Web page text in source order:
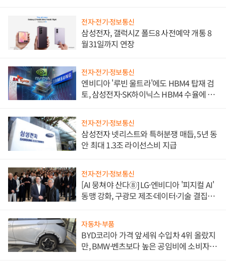
전자·전기·정보통신
삼성전자, 갤럭시Z 폴드8 사전예약 개통 8
월31일까지 연장
전자·전기·정보통신
엔비디아 '루빈 울트라'에도 HBM4 탑재 검
토, 삼성전자·SK하이닉스 HBM4 수율에 주
전자·전기·정보통신
삼성전자 넷리스트와 특허분쟁 매듭, 5년 동
안 최대 1.3조 라이선스비 지급
전자·전기·정보통신
[AI 뭉쳐야 산다⑧] LG·엔비디아 '피지컬 AI'
동맹 강화, 구광모 제조·데이터·기술 결집
자동차·부품
BYD코리아 가격 앞세워 수입차 4위 올랐지
만, BMW·벤츠보다 높은 공임비에 소비자